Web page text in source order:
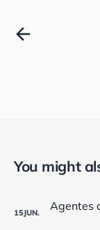
You might
15JUN.